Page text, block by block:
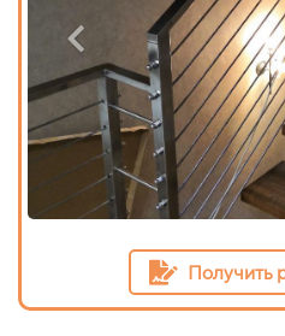
Получить